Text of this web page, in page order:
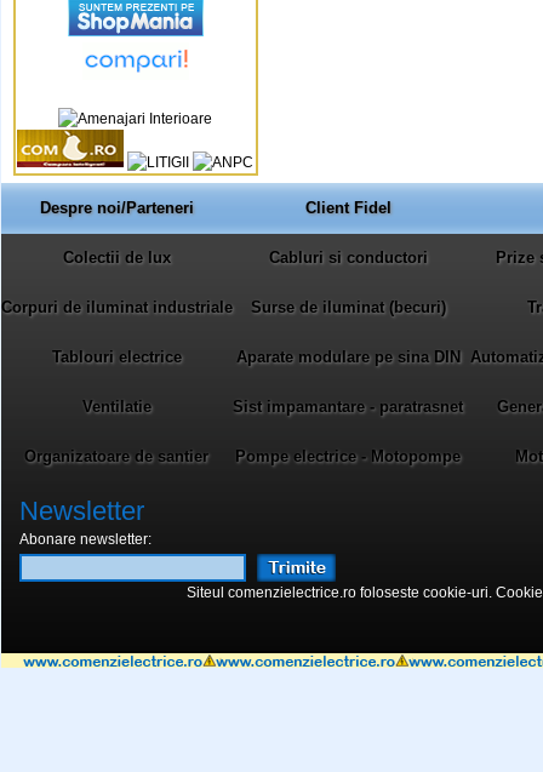
Despre noi/Parteneri Client Fidel
Colectii de lux Cabluri si conductori Prize
Corpuri de iluminat industriale Surse de iluminat (becuri)
Tablouri electrice Aparate modulare pe sina DIN
Ventilatie Sist impamantare - paratrasnet
Organizatoare de santier Pompe electrice - Motopompe
Newsletter
Abonare newsletter:
Siteul comenzielectrice.ro foloseste cookie-uri.